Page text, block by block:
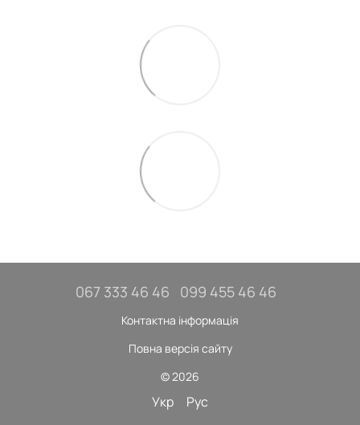
067 333 46 46 099 455 46 46
Контактна інформація
Повна версія сайту
© 2026
Укр Рус